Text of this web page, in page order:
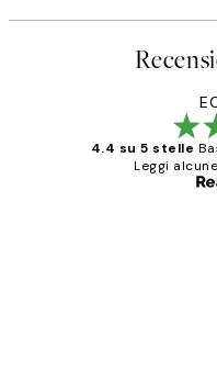
4.4 su 5 stelle
Leggi